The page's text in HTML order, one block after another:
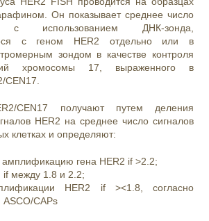
Он показывает среднее число
использованием ДНК-зонда,
с геном HER2 отдельно или в
зондом в качестве контроля
хромосомы 17, выраженного в
CEN17.
CEN17 получают путем деления
HER2 на среднее число сигналов
клетках и определяют:
гена HER2 if >2.2;
между 1.8 и 2.2;
HER2 if ><1.8, согласно
CAPs